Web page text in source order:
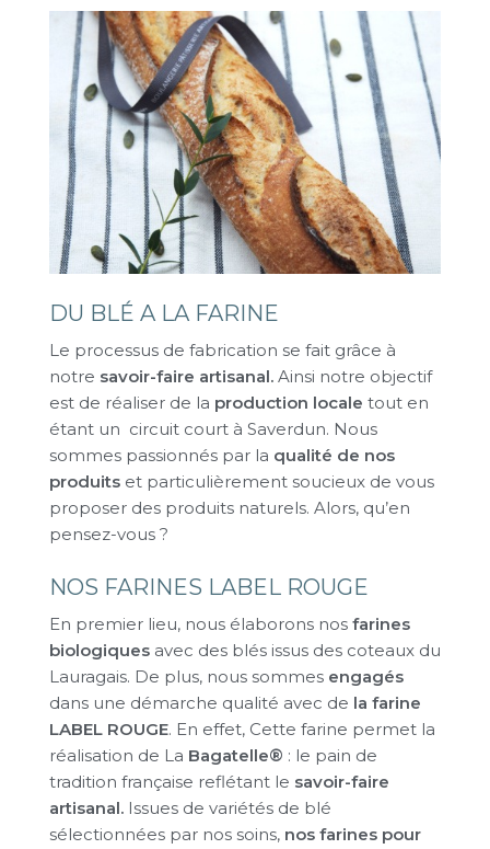
DU BLÉ A LA FARINE
Le processus de fabrication se fait grâce à
notre savoir-faire artisanal. Ainsi notre objectif
est de réaliser de la production locale tout en
étant un circuit court à Saverdun. Nous
sommes passionnés par la qualité de nos
produits et particulièrement soucieux de vous
proposer des produits naturels. Alors, qu’en
pensez-vous ?
NOS FARINES LABEL ROUGE
En premier lieu, nous élaborons nos farines
biologiques avec des blés issus des coteaux du
Lauragais. De plus, nous sommes engagés
dans une démarche qualité avec de la farine
LABEL ROUGE. En effet, Cette farine permet la
réalisation de La Bagatelle® : le pain de
tradition française reflétant le savoir-faire
artisanal. Issues de variétés de blé
sélectionnées par nos soins, nos farines pour